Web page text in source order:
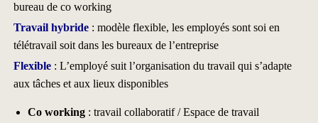
bureau de co working
Travail hybride : modèle flexible, les employés sont soi en
télétravail soit dans les bureaux de l’entreprise
Flexible : L’employé suit l’organisation du travail qui s’adapte
aux tâches et aux lieux disponibles
Co working : travail collaboratif / Espace de travail